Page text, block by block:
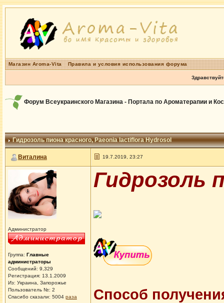
Магазин Aroma-Vita Правила и условия использования форума
Форум Всеукраинского Магазина - Портала по Ароматерапии и
Гидрозоль пиона красного, Paeonia lactiflora Hydrosol
Виталина 19.7.2019, 23:27
Администратор
Группа: Главные
администраторы
Сообщений: 9,329
Регистрация: 13.1.2009
Из: Украина, Запорожье
Пользователь №: 2
Спасибо сказали: 5004 раза
Гидрозоль
Способ